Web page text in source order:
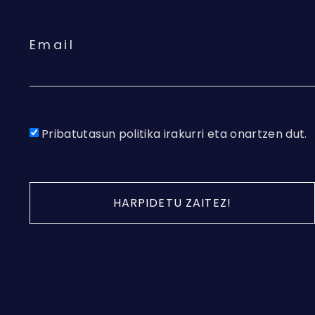
Email
Pribatutasun politika irakurri eta onartzen dut.
HARPIDETU ZAITEZ!